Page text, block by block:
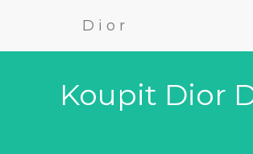
Dior
Koupit Dior